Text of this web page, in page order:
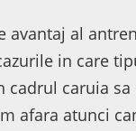
avantaj al
in care
cadrul caruia sa
afara atunci